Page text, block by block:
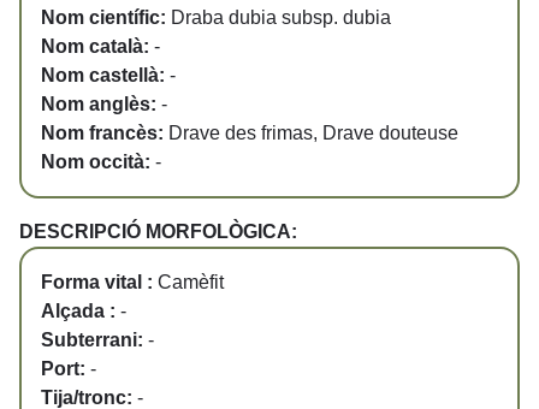
Nom científic: Draba dubia subsp. dubia
Nom català: -
Nom castellà: -
Nom anglès: -
Nom francès: Drave des frimas, Drave douteuse
Nom occità: -
DESCRIPCIÓ MORFOLÒGICA:
Forma vital : Camèfit
Alçada : -
Subterrani: -
Port: -
Tija/tronc: -